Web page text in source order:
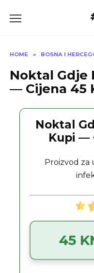
HOME » BOSNA I
Noktal Gdje
— Cijena 45
Noktal
Kupi —
Proizvod za
45